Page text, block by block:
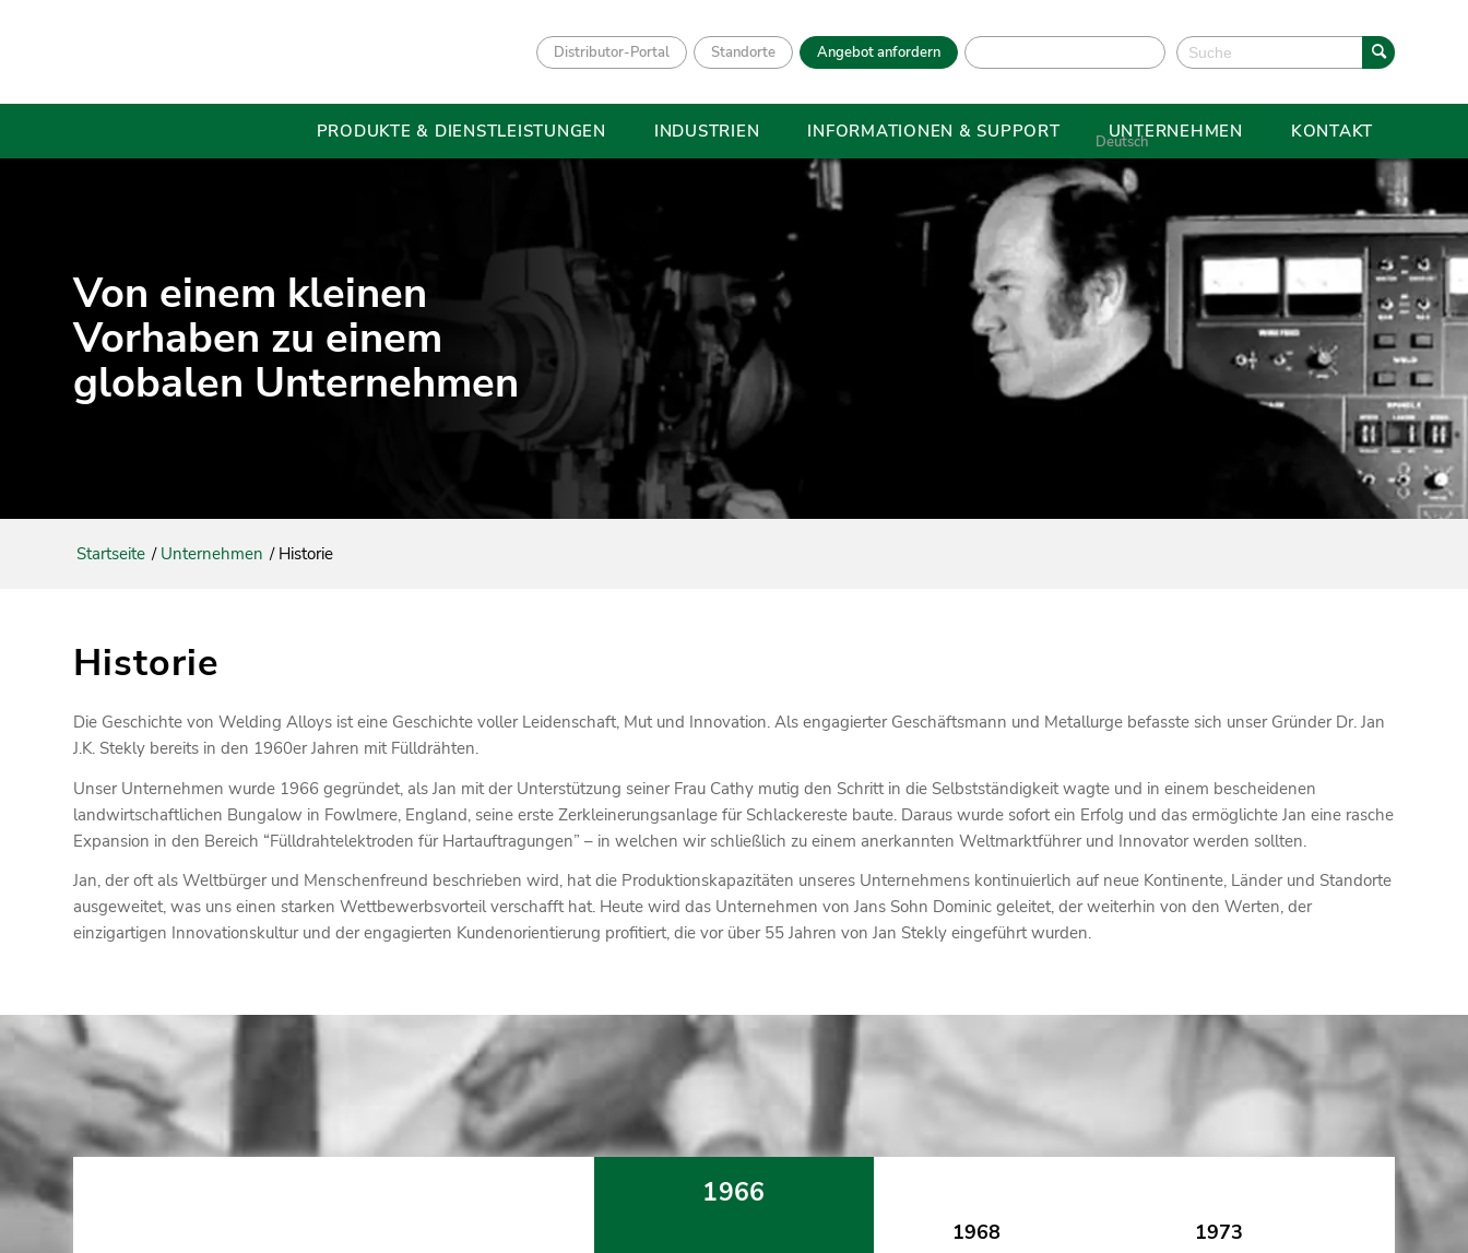
Distributor-Portal Standorte Angebot anfordern
Deutsch
PRODUKTE & DIENSTLEISTUNGEN INDUSTRIEN INFORMATIONEN & SUPPORT UNTERNEHMEN KONTAKT
Von einem kleinen
Vorhaben zu einem
globalen Unternehmen
Startseite / Unternehmen / Historie
Historie
Die Geschichte von Welding Alloys ist eine Geschichte voller Leidenschaft, Mut und Innovation. Als engagierter Geschäftsmann und Metallurge befasste sich unser Gründer Dr. Jan
J.K. Stekly bereits in den 1960er Jahren mit Fülldrähten.
Unser Unternehmen wurde 1966 gegründet, als Jan mit der Unterstützung seiner Frau Cathy mutig den Schritt in die Selbstständigkeit wagte und in einem bescheidenen
landwirtschaftlichen Bungalow in Fowlmere, England, seine erste Zerkleinerungsanlage für Schlackereste baute. Daraus wurde sofort ein Erfolg und das ermöglichte Jan eine rasche
Expansion in den Bereich “Fülldrahtelektroden für Hartauftragungen” – in welchen wir schließlich zu einem anerkannten Weltmarktführer und Innovator werden sollten.
Jan, der oft als Weltbürger und Menschenfreund beschrieben wird, hat die Produktionskapazitäten unseres Unternehmens kontinuierlich auf neue Kontinente, Länder und Standorte
ausgeweitet, was uns einen starken Wettbewerbsvorteil verschafft hat. Heute wird das Unternehmen von Jans Sohn Dominic geleitet, der weiterhin von den Werten, der
einzigartigen Innovationskultur und der engagierten Kundenorientierung profitiert, die vor über 55 Jahren von Jan Stekly eingeführt wurden.
1966
1968 1973